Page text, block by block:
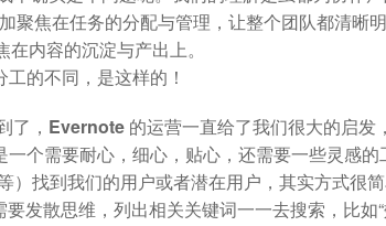
聚焦在任务的分配与管理，让整个团队都清晰
内容的沉淀与产出上。
的不同，是这样的！
了，Evernote 的运营一直给了我们很大的启发
一个需要耐心，细心，贴心，还需要一些灵感
）找到我们的用户或者潜在用户，其实方式很
发散思维，列出相关关键词一一去搜索，比如“